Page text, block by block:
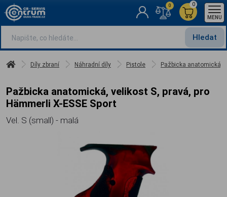
Hledat
0
0
MENU
Díly zbraní Náhradní díly Pistole Pažbicka anatomická,
Pažbicka anatomická, velikost S, pravá, pro
Hämmerli X-ESSE Sport
Vel. S (small) - malá